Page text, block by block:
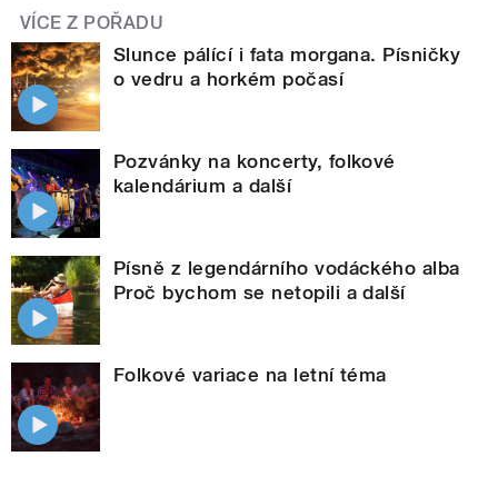
VÍCE Z POŘADU
Slunce pálící i fata morgana. Písničky
o vedru a horkém počasí
Pozvánky na koncerty, folkové
kalendárium a další
Písně z legendárního vodáckého alba
Proč bychom se netopili a další
Folkové variace na letní téma